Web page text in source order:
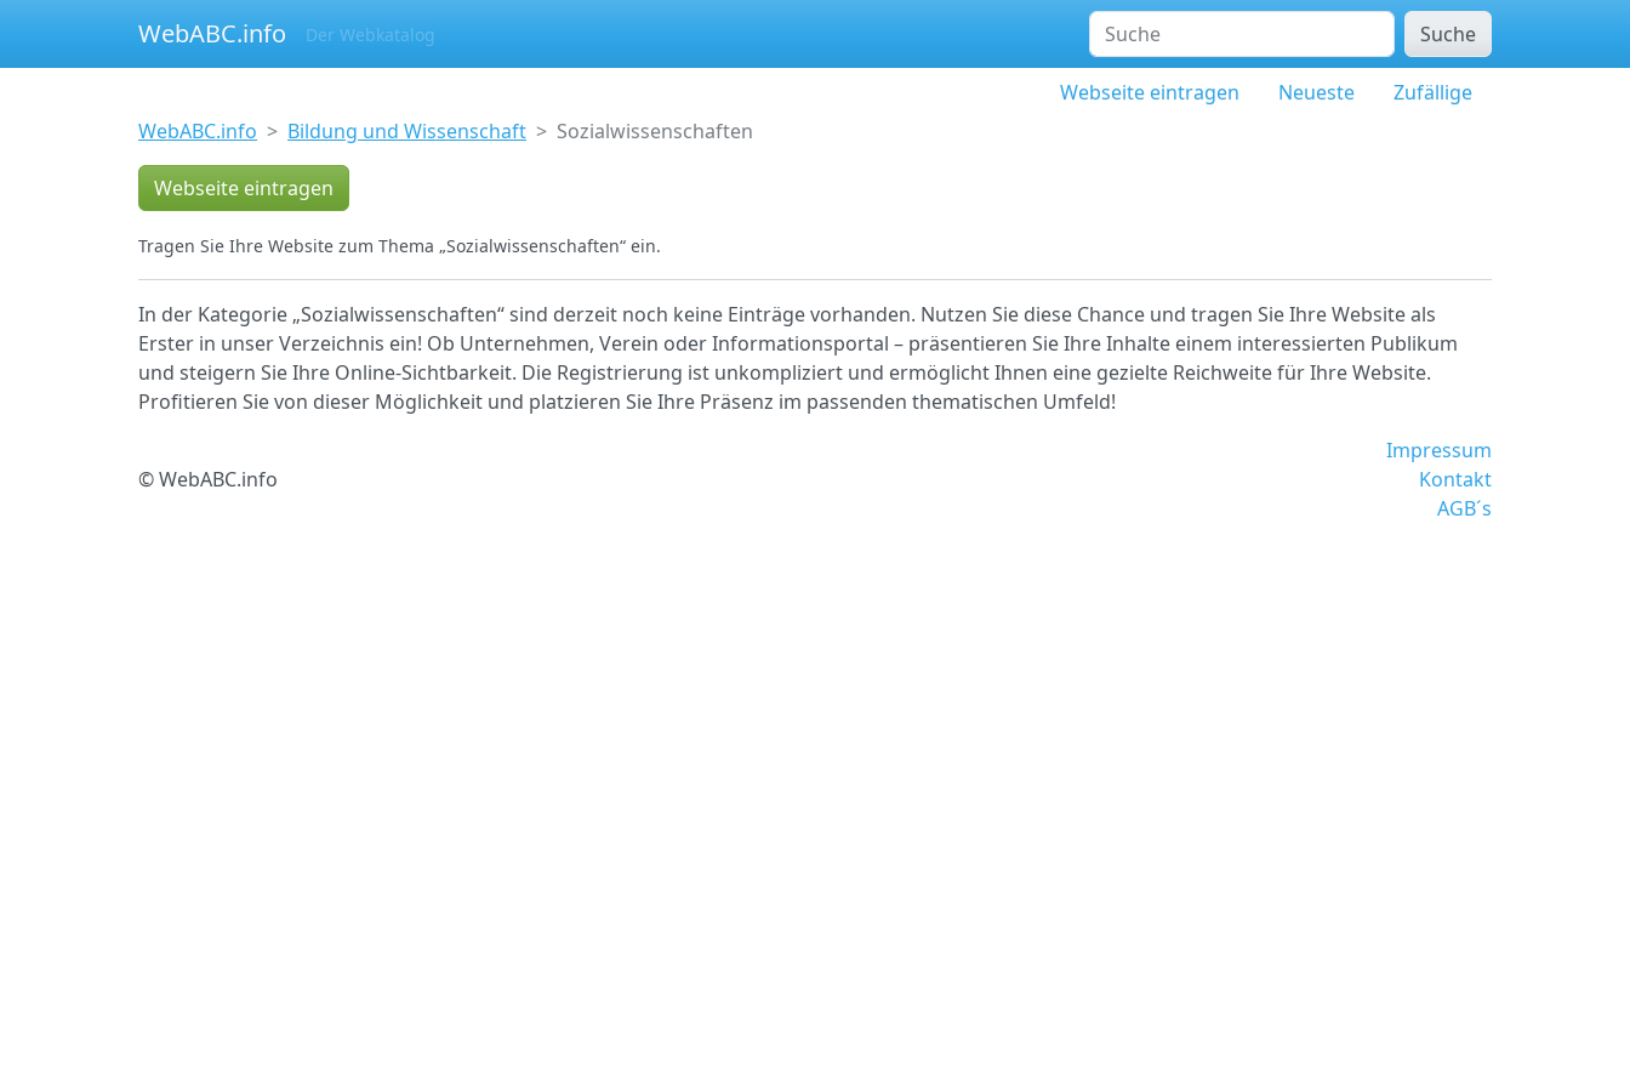
WebABC.info Der Webkatalog Suche
Webseite eintragen Neueste
Zufällige
WebABC.info
Bildung und Wissenschaft Sozialwissenschaften
Webseite eintragen
Tragen Sie Ihre Website zum Thema „Sozialwissenschaften“ ein.
In der Kategorie „Sozialwissenschaften“ sind derzeit noch keine Einträge vorhanden. Nutzen Sie diese Chance und tragen Sie Ihre Website als
Erster in unser Verzeichnis ein! Ob Unternehmen, Verein oder Informationsportal – präsentieren Sie Ihre Inhalte einem interessierten Publikum
und steigern Sie Ihre Online-Sichtbarkeit. Die Registrierung ist unkompliziert und ermöglicht Ihnen eine gezielte Reichweite für Ihre Website.
Profitieren Sie von dieser Möglichkeit und platzieren Sie Ihre Präsenz im passenden thematischen Umfeld!
© WebABC.info
Impressum
Kontakt
AGB´s